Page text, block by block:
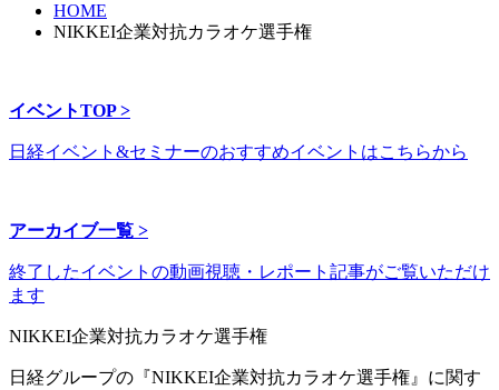
HOME
NIKKEI企業対抗カラオケ選手権
イベントTOP >
日経イベント&セミナーのおすすめイベントはこちらから
アーカイブ一覧 >
終了したイベントの動画視聴・レポート記事がご覧いただけ
ます
NIKKEI企業対抗カラオケ選手権
日経グループの『NIKKEI企業対抗カラオケ選手権』に関す